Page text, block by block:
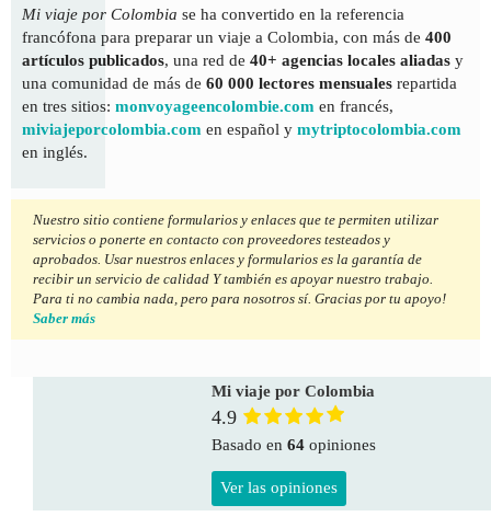
Mi viaje por Colombia se ha convertido en la referencia
francófona para preparar un viaje a Colombia, con más de 400
artículos publicados, una red de 40+ agencias locales aliadas y
una comunidad de más de 60 000 lectores mensuales repartida
en tres sitios: monvoyageencolombie.com en francés,
miviajeporcolombia.com en español y mytriptocolombia.com
en inglés.
Nuestro sitio contiene formularios y enlaces que te permiten utilizar
servicios o ponerte en contacto con proveedores testeados y
aprobados. Usar nuestros enlaces y formularios es la garantía de
recibir un servicio de calidad Y también es apoyar nuestro trabajo.
Para ti no cambia nada, pero para nosotros sí. Gracias por tu apoyo!
Saber más
Mi viaje por Colombia
4.9
Basado en 64 opiniones
Ver las opiniones